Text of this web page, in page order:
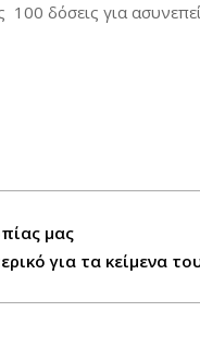
100 δόσεις για
μας
για τα κείμενα